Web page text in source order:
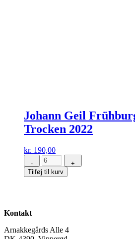
Johann Geil
Trocken 2022
kr. 190,00
-
Johann
Geil
2022
antal
+
Tilføj til kurv
Kontakt
Arnakkegårds Alle 4